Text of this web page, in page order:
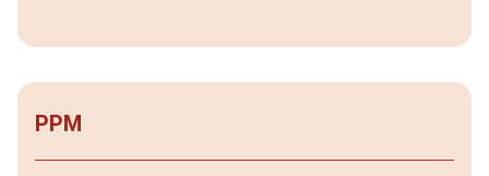
PPM